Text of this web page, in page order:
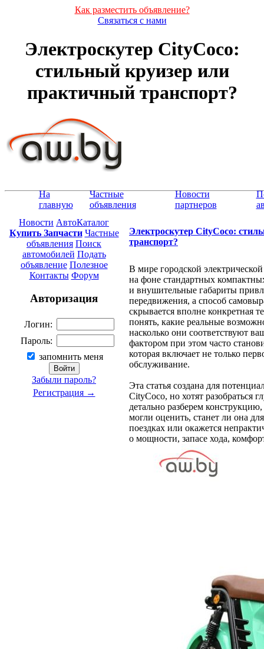
Как разместить объявление?
Связаться с нами
Электроскутер CityCoco:
стильный круизер или
практичный транспорт?
На
главную
Частные
объявления
Новости
партнеров
Новости АвтоКаталог
Купить Запчасти Частные
объявления Поиск
автомобилей Подать
объявление Полезное
Контакты Форум
Авторизация
Логин:
Пароль:
запомнить меня
Забыли пароль?
Регистрация →
Электроскутер CityCoco:
транспорт?
В мире городской
на фоне стандартных
и внушительные габариты
передвижения, а способ
скрывается вполне конкретная
понять, какие реальные
насколько они соответствуют
фактором при этом часто
которая включает не только
обслуживание.
Эта статья создана для
CityCoco, но хотят разобраться
детально разберем
могли оценить, станет ли она
поездках или окажется
о мощности, запасе хода,